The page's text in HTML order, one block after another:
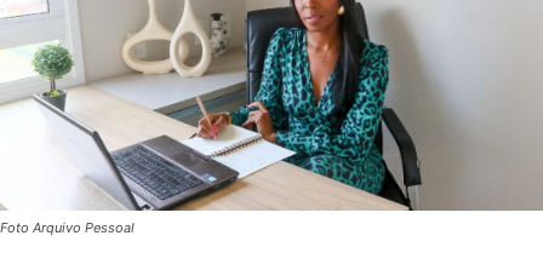
Foto Arquivo Pessoal